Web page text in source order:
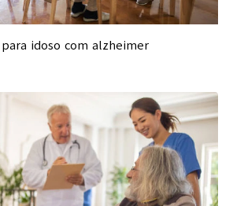
idoso com alzheimer